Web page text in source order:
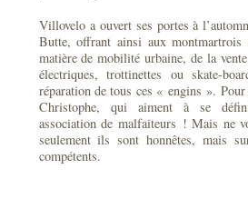
Villovelo a ouvert ses portes à
Butte, offrant ainsi aux montmartrois
matière de mobilité urbaine, de la
électriques, trottinettes ou skate-
réparation de tous ces « engins ».
Christophe, qui aiment à se
association de malfaiteurs ! Mais ne
seulement ils sont honnêtes, mais
compétents.